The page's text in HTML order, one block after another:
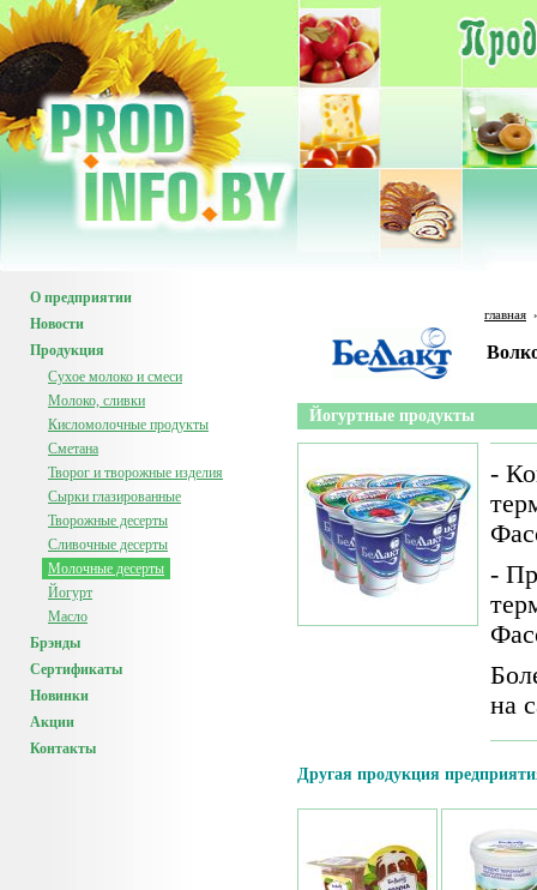
О предприятии
Новости
Продукция
Сухое молоко и смеси
Молоко, сливки
Кисломолочные продукты
Сметана
Творог и творожные изделия
Сырки глазированные
Творожные десерты
Сливочные десерты
Молочные десерты
Йогурт
Масло
Брэнды
Сертификаты
Новинки
Акции
Контакты
главная
Йогуртные продукты
-
-
на
Другая продукция